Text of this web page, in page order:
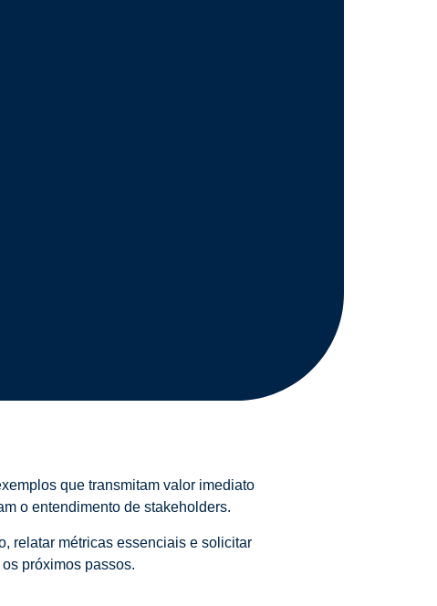
que transmitam valor imediato
o entendimento de stakeholders.
relatar métricas essenciais e solicitar
próximos passos.